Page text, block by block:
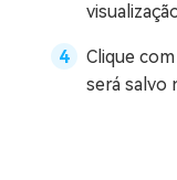
Clique
será salvo